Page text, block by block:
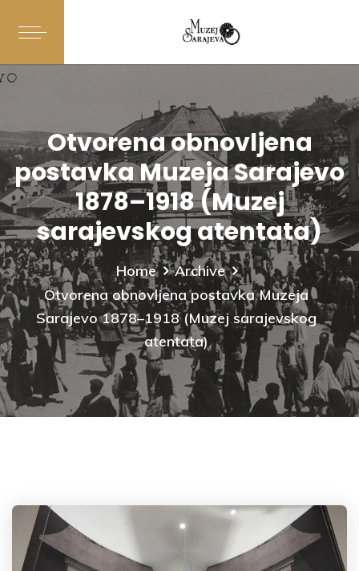
Otvorena obnovljena
postavka Muzeja Sarajevo
1878–1918 (Muzej
sarajevskog atentata)
Home
Archive
Otvorena obnovljena postavka Muzeja
Sarajevo 1878–1918 (Muzej sarajevskog
atentata)